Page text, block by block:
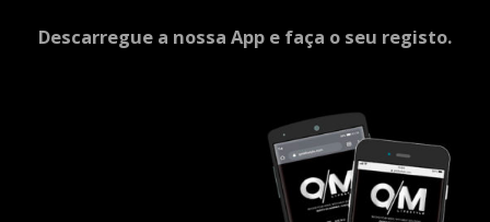
Descarregue a nossa App e faça o seu registo.